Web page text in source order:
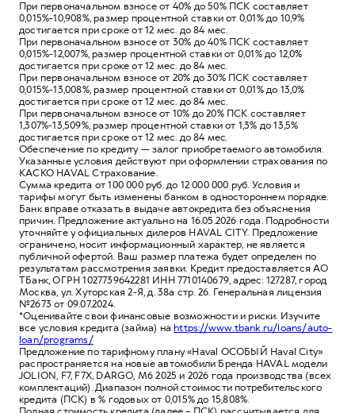
При первоначальном взносе от 40% до 50% ПСК составляет
0,015%-10,908%, размер процентной ставки от 0,01% до 10,9%
достигается при сроке от 12 мес. до 84 мес.
При первоначальном взносе от 30% до 40% ПСК составляет
0,015%-12,007%, размер процентной ставки от 0,01% до 12,0%
достигается при сроке от 12 мес. до 84 мес.
При первоначальном взносе от 20% до 30% ПСК составляет
0,015%-13,008%, размер процентной ставки от 0,01% до 13,0%
достигается при сроке от 12 мес. до 84 мес.
При первоначальном взносе от 10% до 20% ПСК составляет
1,307%-13,509%, размер процентной ставки от 1,3% до 13,5%
достигается при сроке от 12 мес. до 84 мес.
Обеспечение по кредиту — залог приобретаемого автомобиля.
Указанные условия действуют при оформлении страхования по
КАСКО HAVAL Страхование.
Сумма кредита от 100 000 руб. до 12 000 000 руб. Условия и
тарифы могут быть изменены банком в одностороннем порядке.
Банк вправе отказать в выдаче автокредита без объяснения
причин. Предложение актуально на 16.05.2026 года. Подробности
уточняйте у официальных дилеров HAVAL CITY. Предложение
ограничено, носит информационный характер, не является
публичной офертой. Ваш размер платежа будет определен по
результатам рассмотрения заявки. Кредит предоставляется АО
ТБанк, ОГРН 1027739642281 ИНН 7710140679, адрес: 127287, город
Москва, ул. Хуторская 2-Я, д. 38а стр. 26. Генеральная лицензия
№2673 от 09.07.2024.
*Оценивайте свои финансовые возможности и риски. Изучите
все условия кредита (займа) наhttps://www.tbank.ru/loans/auto-
loan/programs/
Предложение по тарифному плану «Haval ОСОБЫЙ Haval City»
распространяется на новые автомобили Бренда HAVAL модели
JOLION, F7, F7X, DARGO, M6 2025 и 2026 года производства (всех
комплектаций). Диапазон полной стоимости потребительского
кредита (ПСК) в % годовых от 0,015% до 15,808%.